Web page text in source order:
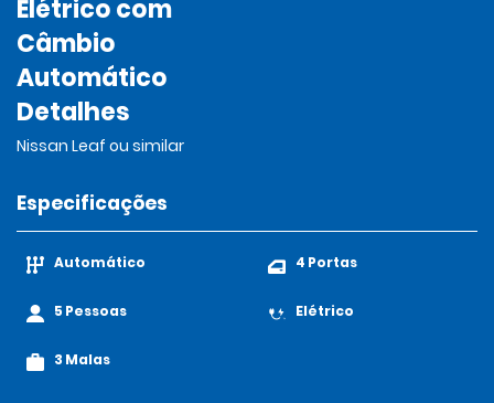
Elétrico com
Câmbio
Automático
Detalhes
Nissan Leaf ou similar
Especificações
Automático
5 Pessoas
3 Malas
4 Portas
Elétrico